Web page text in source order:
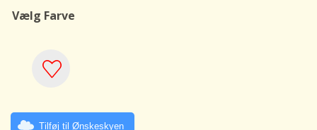
Vælg Farve
Tilføj til Ønskeskyen